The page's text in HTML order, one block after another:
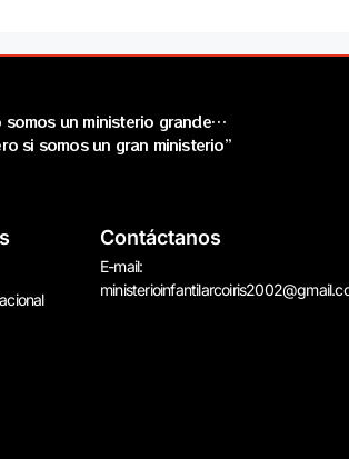
somos un ministerio grande…
si somos un gran ministerio”
Contáctanos
E-mail: